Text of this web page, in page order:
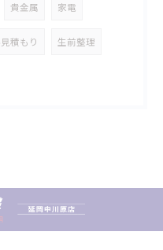
貴金属 家電
積もり 生前整理